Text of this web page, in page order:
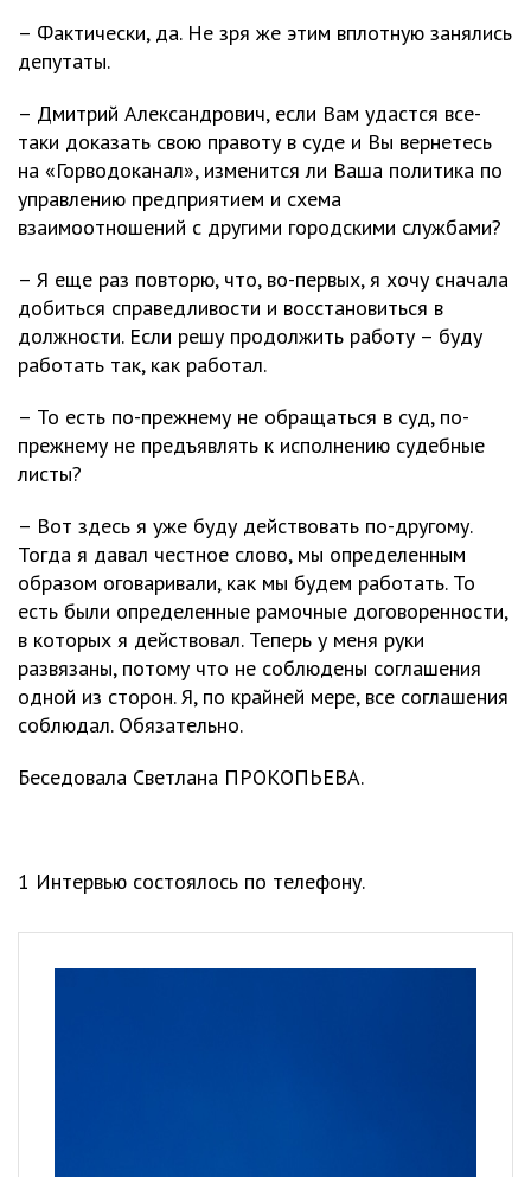
– Фактически, да. Не зря же этим вплотную занялись
депутаты.
– Дмитрий Александрович, если Вам удастся все-
таки доказать свою правоту в суде и Вы вернетесь
на «Горводоканал», изменится ли Ваша политика по
управлению предприятием и схема
взаимоотношений с другими городскими службами?
– Я еще раз повторю, что, во-первых, я хочу сначала
добиться справедливости и восстановиться в
должности. Если решу продолжить работу – буду
работать так, как работал.
– То есть по-прежнему не обращаться в суд, по-
прежнему не предъявлять к исполнению судебные
листы?
– Вот здесь я уже буду действовать по-другому.
Тогда я давал честное слово, мы определенным
образом оговаривали, как мы будем работать. То
есть были определенные рамочные договоренности,
в которых я действовал. Теперь у меня руки
развязаны, потому что не соблюдены соглашения
одной из сторон. Я, по крайней мере, все соглашения
соблюдал. Обязательно.
Беседовала Светлана ПРОКОПЬЕВА.
1 Интервью состоялось по телефону.